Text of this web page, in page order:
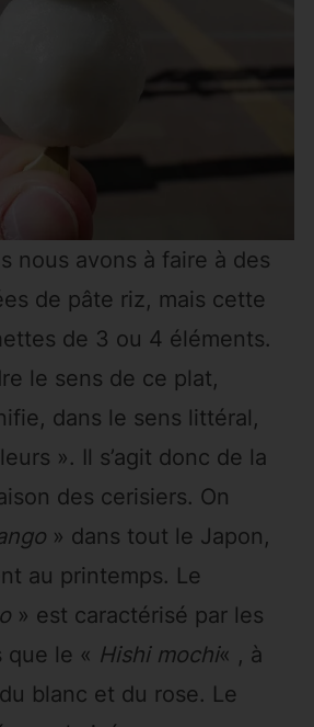
nous avons à faire à des
de pâte riz, mais cette
de 3 ou 4 éléments.
le sens de ce plat,
dans le sens littéral,
». Il s’agit donc de la
des cerisiers. On
» dans tout le Japon,
au printemps. Le
» est caractérisé par les
que le « Hishi mochi« , à
blanc et du rose. Le